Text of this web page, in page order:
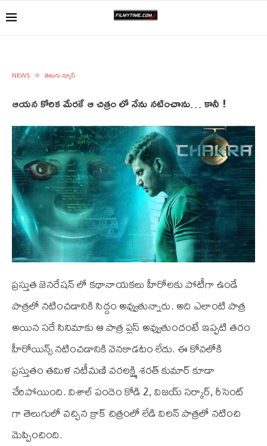
NEWS తెలుగు న్యూస్
ఆయన కోరిక మేరకే ఆ చిత్రం లో నేను నటించాను… కానీ !
ప్రస్తుత జెనరేషన్ లో కథానాయకలు హీరోలకు పోటీగా ఉండే
పాత్రలో నటించడానికి సిద్దం అవ్వుతున్నారు. అది ఎలాంటి పాత్ర
అయిన సరే సినిమాకు ఆ పాత్ర ప్లస్ అవ్వుతుందంటే ఇప్పటి తరం
హీరోయిన్స్ నటించడానికి వెనకాడటం లేదు. ఈ కోవలోకి
ప్రస్తుతం తమిళ నటీమణి వరలక్ష్మి శరత్ కుమార్ కూడా
చేరిపోయింది. విశాల్ పందెం కోడి 2, విజయ్ సర్కార్, రీసెంట్
గా తెలుగులో వచ్చిన క్రాక్ చిత్రంలో లేడి విలన్ పాత్రలో నటించి
మెప్పించింది.